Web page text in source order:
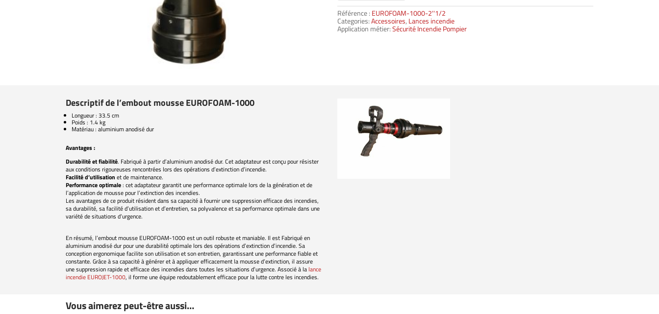
Référence : EUROFOAM-1000-2''1/2
Categories:Accessoires, Lances incendie
Application métier:Sécurité Incendie Pompier
Descriptif de l’embout mousse EUROFOAM-1000
Longueur : 33.5 cm
Poids : 1.4 kg
Matériau : aluminium anodisé dur
Avantages :
Durabilité et fiabilité. Fabriqué à partir d’aluminium anodisé dur. Cet adaptateur est conçu pour résister
aux conditions rigoureuses rencontrées lors des opérations d’extinction d’incendie.
Facilité d’utilisation et de maintenance.
Performance optimale: cet adaptateur garantit une performance optimale lors de la génération et de
l’application de mousse pour l’extinction des incendies.
Les avantages de ce produit résident dans sa capacité à fournir une suppression efficace des incendies,
sa durabilité, sa facilité d’utilisation et d’entretien, sa polyvalence et sa performance optimale dans une
variété de situations d’urgence.
En résumé, l’embout mousse EUROFOAM-1000 est un outil robuste et maniable. Il est Fabriqué en
aluminium anodisé dur pour une durabilité optimale lors des opérations d’extinction d’incendie. Sa
conception ergonomique facilite son utilisation et son entretien, garantissant une performance fiable et
constante. Grâce à sa capacité à générer et à appliquer efficacement la mousse d’extinction, il assure
une suppression rapide et efficace des incendies dans toutes les situations d’urgence. Associé à la lance
incendie EUROJET-1000, il forme une équipe redoutablement efficace pour la lutte contre les incendies.
Vous aimerez peut-être aussi…